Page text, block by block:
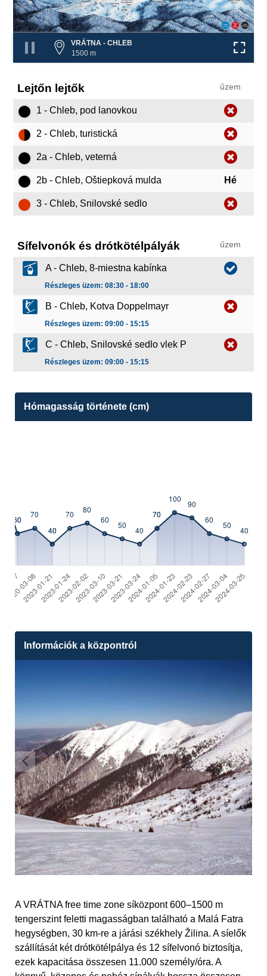
VRÁTNA - CHLEB
1500 m
Lejtőn lejtők űzem
1 - Chleb, pod lanovkou
2 - Chleb, turistická
2a - Chleb, veterná
2b - Chleb, Oštiepková mulda Hé
3 - Chleb, Snilovské sedlo
Sífelvonók és drótkötélpályák űzem
A - Chleb, 8-miestna kabínka
Részleges üzem: 08:30 - 18:00
B - Chleb, Kotva Doppelmayr
Részleges üzem: 09:00 - 15:15
C - Chleb, Snilovské sedlo vlek P
Részleges üzem: 09:00 - 15:15
Hómagasság története (cm)
Információk a központról
A VRÁTNA free time zone síközpont 600–1500 m
tengerszint feletti magasságban található a Malá Fatra
hegységben, 30 km-re a járási székhely Žilina. A síelők
szállítását két drótkötélpálya és 12 sífelvonó biztosítja,
ezek kapacitása összesen 11.000 személy/óra. A